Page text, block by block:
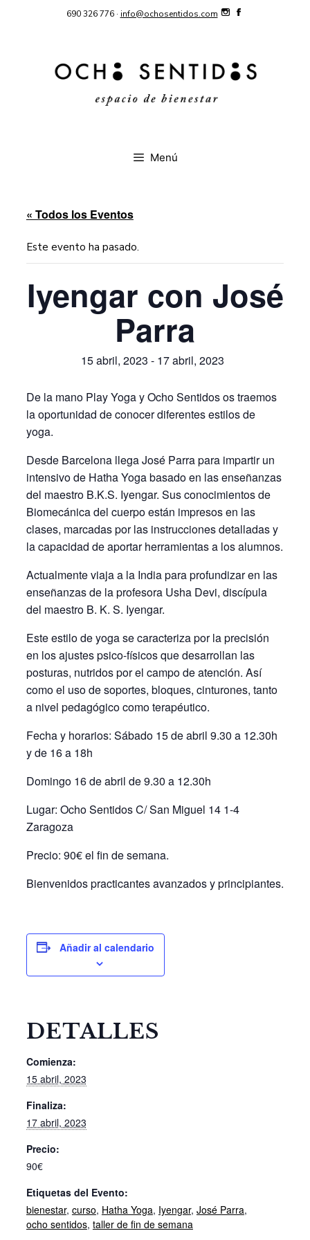
690 326 776 · info@ochosentidos.com
Menú
« Todos los Eventos
Este evento ha pasado.
Iyengar con José
Parra
15 abril, 2023 - 17 abril, 2023
De la mano Play Yoga y Ocho Sentidos os traemos
la oportunidad de conocer diferentes estilos de
yoga.
Desde Barcelona llega José Parra para impartir un
intensivo de Hatha Yoga basado en las enseñanzas
del maestro B.K.S. Iyengar. Sus conocimientos de
Biomecánica del cuerpo están impresos en las
clases, marcadas por las instrucciones detalladas y
la capacidad de aportar herramientas a los alumnos.
Actualmente viaja a la India para profundizar en las
enseñanzas de la profesora Usha Devi, discípula
del maestro B. K. S. Iyengar.
Este estilo de yoga se caracteriza por la precisión
en los ajustes psico-físicos que desarrollan las
posturas, nutridos por el campo de atención. Así
como el uso de soportes, bloques, cinturones, tanto
a nivel pedagógico como terapéutico.
Fecha y horarios: Sábado 15 de abril 9.30 a 12.30h
y de 16 a 18h
Domingo 16 de abril de 9.30 a 12.30h
Lugar: Ocho Sentidos C/ San Miguel 14 1-4
Zaragoza
Precio: 90€ el fin de semana.
Bienvenidos practicantes avanzados y principiantes.
Añadir al calendario
DETALLES
Comienza:
15 abril, 2023
Finaliza:
17 abril, 2023
Precio:
90€
Etiquetas del Evento:
bienestar, curso, Hatha Yoga, Iyengar, José Parra,
ocho sentidos, taller de fin de semana